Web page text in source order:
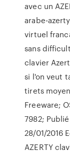
avec un
arabe-
virtuel
sans
clavier
si l'on veut
tirets
Freeware;
7982;
28/01/2016
AZERTY